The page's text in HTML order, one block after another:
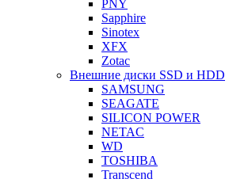
PNY
Sapphire
Sinotex
XFX
Zotac
Внешние диски SSD и HDD
SAMSUNG
SEAGATE
SILICON POWER
NETAC
WD
TOSHIBA
Transcend